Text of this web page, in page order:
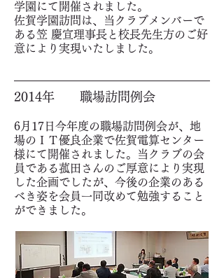
学園にて開催されました。
佐賀学園訪問は、当クラブメンバーで
ある笠 慶宣理事長と校長先生方のご好
意により実現いたしました。
2014年 職場訪問例会
6月17日今年度の職場訪問例会が、地
場のＩＴ優良企業で佐賀電算センター
様にて開催されました。当クラブの会
員である菰田さんのご厚意により実現
した企画でしたが、今後の企業のある
べき姿を会員一同改めて勉強すること
ができました。